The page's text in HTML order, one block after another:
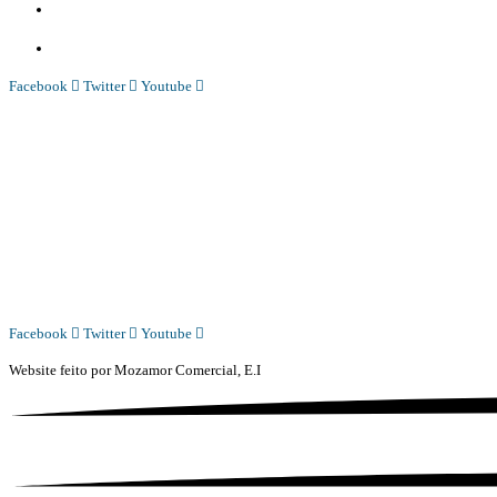
Facebook Twitter Youtube
Facebook Twitter Youtube
Website feito porMozamor Comercial, E.I